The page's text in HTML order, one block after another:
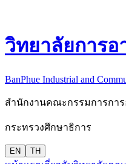
วิทยาลัยการ
BanPhue Industrial and
สำนักงานคณะกรรมการกา
กระทรวงศึกษาธิการ
EN TH